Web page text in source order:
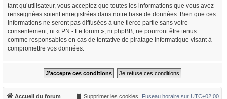
tant qu’utilisateur, vous acceptez que toutes les informations que vous avez
renseignées soient enregistrées dans notre base de données. Bien que ces
informations ne seront pas diffusées à une tierce partie sans votre
consentement, ni « PN - Le forum », ni phpBB, ne pourront être tenus
comme responsables en cas de tentative de piratage informatique visant à
compromettre vos données.
Accueil du forum Fuseau horaire sur UTC+02:00
Supprimer les cookies